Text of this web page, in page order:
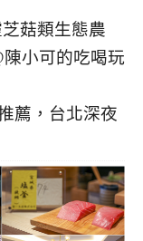
薦，台北深夜